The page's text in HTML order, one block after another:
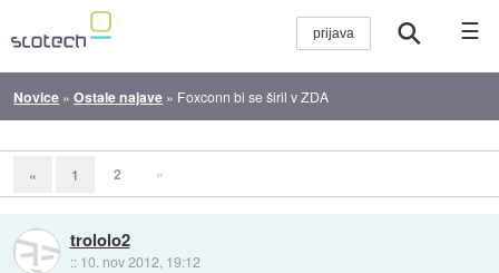
☰
Novice »Ostale najave » Foxconn bi se širil v ZDA
« 1 2 »
trololo2
:: 10. nov 2012, 19:12